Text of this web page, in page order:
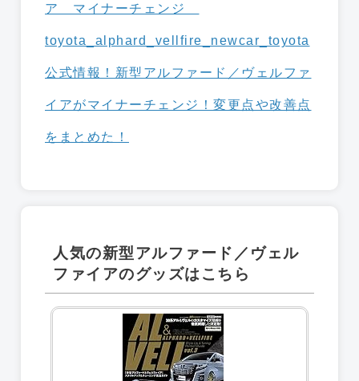
公式情報！新型アルファード／ヴェルファ
イアがマイナーチェンジ！変更点や改善点
をまとめた！
人気の新型アルファード／ヴェル
ファイアのグッズはこちら